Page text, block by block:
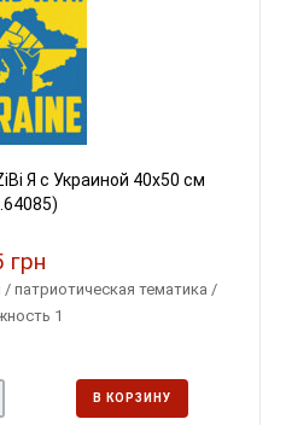
Я с Украиной 40х50 см
грн
патриотическая тематика /
1
В КОРЗИНУ